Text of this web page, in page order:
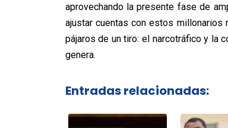
aprovechando la presente fase de
ajustar cuentas con estos
pájaros de un tiro: el narcotráfico y la
genera.
Entradas relacionadas: